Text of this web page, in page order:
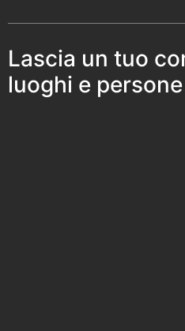
Lascia un tuo
luoghi e persone